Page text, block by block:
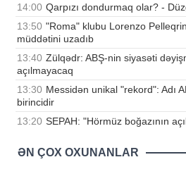
14:00 Qarpızı dondurmaq olar? -
13:50 "Roma" klubu Lorenzo
müddətini uzadıb
13:40 Zülqədr: ABŞ-nin siyasəti
açılmayacaq
13:30 Messidən unikal "rekord": Adı
birincidir
13:20 SEPAH: "Hörmüz boğazının
ƏN ÇOX OXUNANLAR